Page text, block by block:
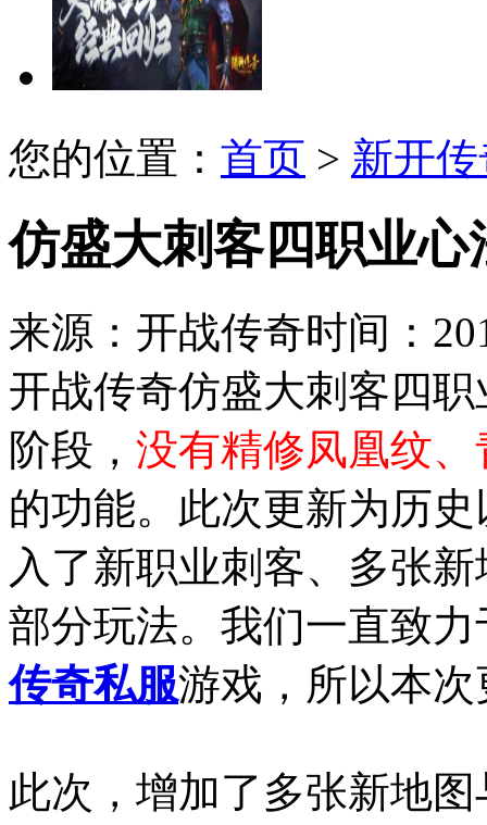
您的位置： 首页 > 新开
仿盛大刺客四职业
来源：开战传奇时间：
开战传奇仿盛大刺客四
阶段， 没有精修凤凰纹
的功能。此次更新为历
入了新职业刺客、多张
部分玩法。我们一直致
传奇私服游戏，所以本
此次，增加了多张新地